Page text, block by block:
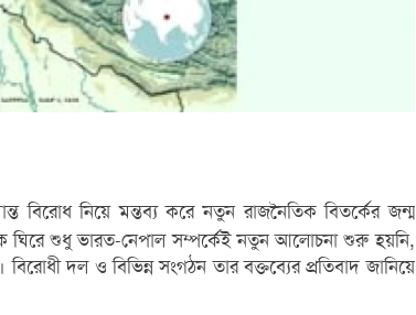
বিরোধ নিয়ে মন্তব্য করে নতুন রাজনৈতিক বিতর্কের জন্ম
ঘিরে শুধু ভারত-নেপাল সম্পর্কেই নতুন আলোচনা শুরু হয়নি,
দল ও বিভিন্ন সংগঠন তার বক্তব্যের প্রতিবাদ জানিয়ে